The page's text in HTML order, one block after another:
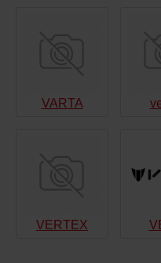
VARTA
VERTEX